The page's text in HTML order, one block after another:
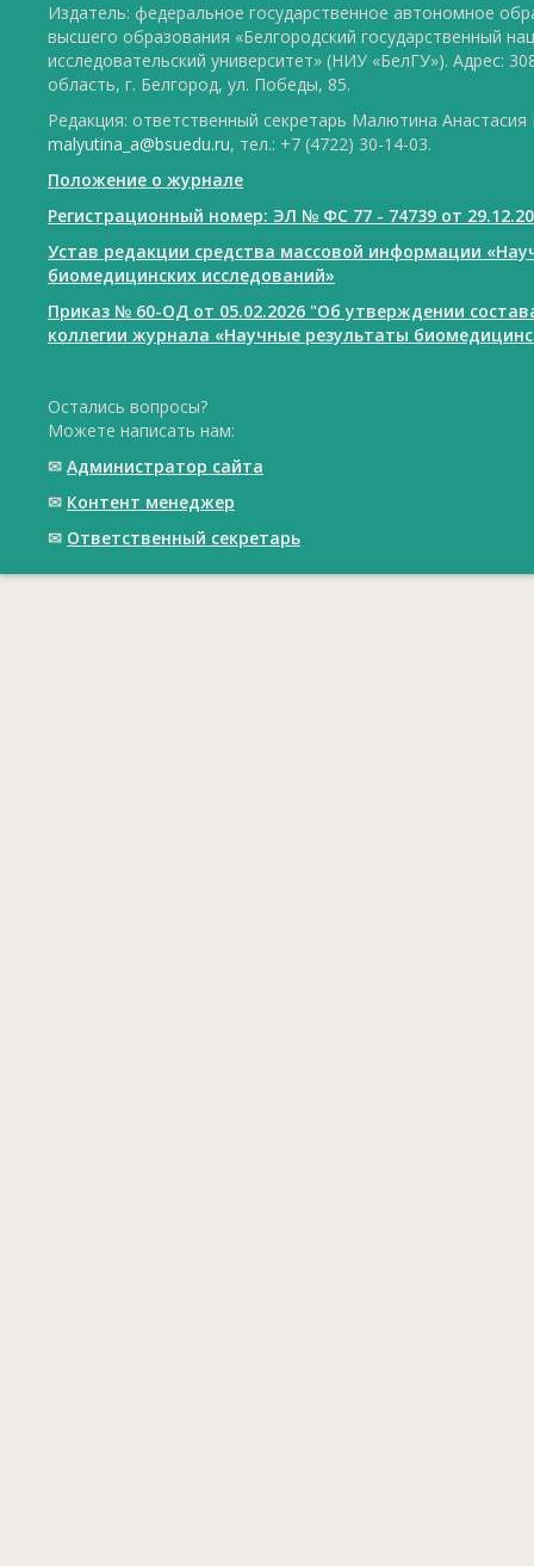
Издатель: федеральное государственное автономное
высшего образования «Белгородский государственный
исследовательский университет» (НИУ «БелГУ»). Адрес:
область, г. Белгород, ул. Победы, 85.
Редакция: ответственный секретарь Малютина
malyutina_a@bsuedu.ru, тел.: +7 (4722) 30-14-03.
Положение о журнале
Регистрационный номер: ЭЛ № ФС 77 - 74739 от
Устав редакции средства массовой информации
биомедицинских исследований»
Приказ № 60-ОД от 05.02.2026 "Об утверждении
коллегии журнала «Научные результаты
Остались вопросы?
Можете написать нам:
✉ Администратор сайта
✉ Контент менеджер
✉ Ответственный cекретарь